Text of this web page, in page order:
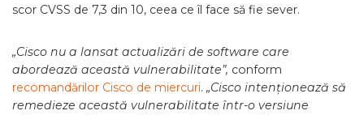
scor CVSS de 7,3 din 10, ceea ce îl face să fie sever.
„Cisco nu a lansat actualizări de software care
abordează această vulnerabilitate”, conform
recomandărilor Cisco de miercuri. „Cisco intenționează să
remedieze această vulnerabilitate într-o versiune